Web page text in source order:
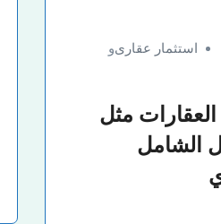
استثمار عقارىو
مثل
الشامل